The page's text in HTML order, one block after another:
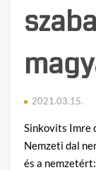
2021.03.15.
Sinkovits Imre
Nemzeti dal
és a